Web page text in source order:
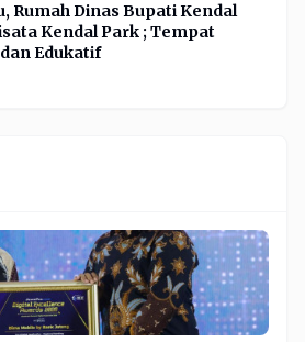
Rumah Dinas Bupati Kendal
Kendal Park ; Tempat
Edukatif